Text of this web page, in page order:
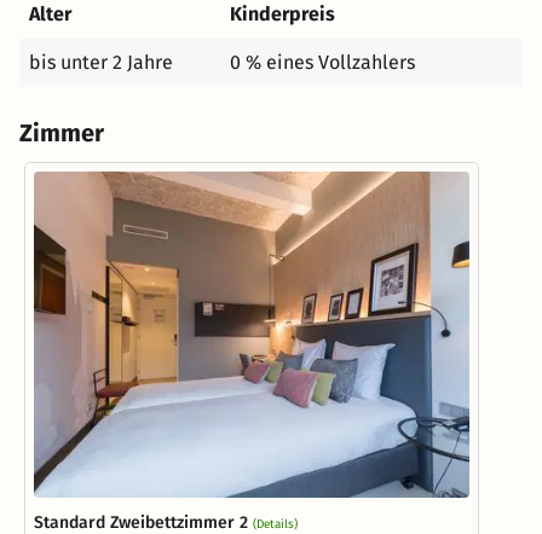
Alter
Kinderpreis
bis unter 2 Jahre 0 % eines Vollzahlers
Zimmer
Standard Zweibettzimmer 2 (Details)